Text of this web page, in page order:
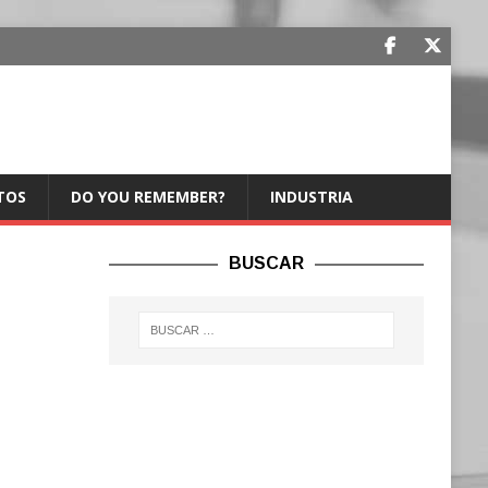
DO YOU REMEMBER? INDUSTRIA
BUSCAR